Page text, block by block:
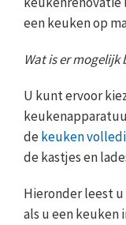
een keuken op
Wat is er mogelijk
U kunt ervoor
dekeuken
de kastjes en
Hieronder leest
als u een keuken